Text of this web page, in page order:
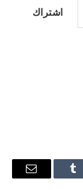
اشتراك
Tumblr
البريد